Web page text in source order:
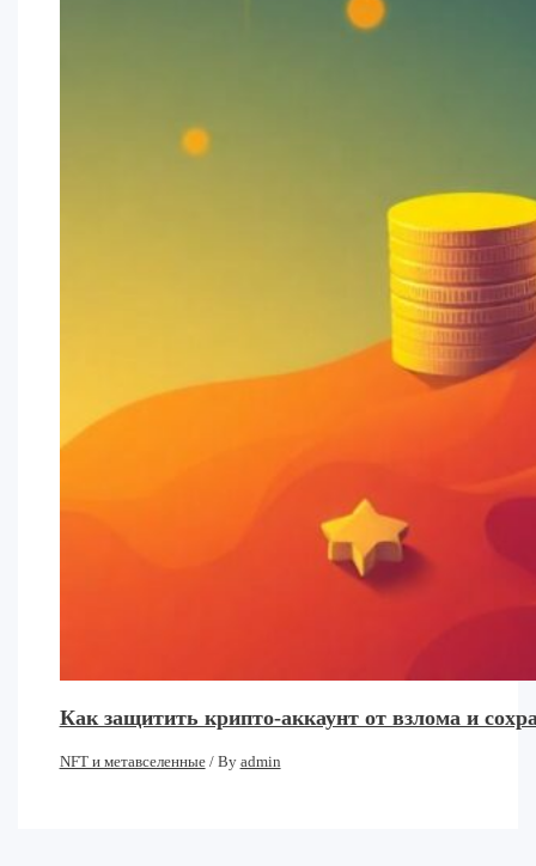
Как защитить крипто-аккаунт от взлома и
NFT и метавселенные/ By admin